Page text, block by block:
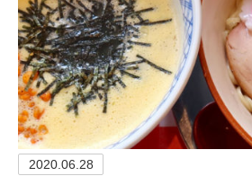
2020.06.28